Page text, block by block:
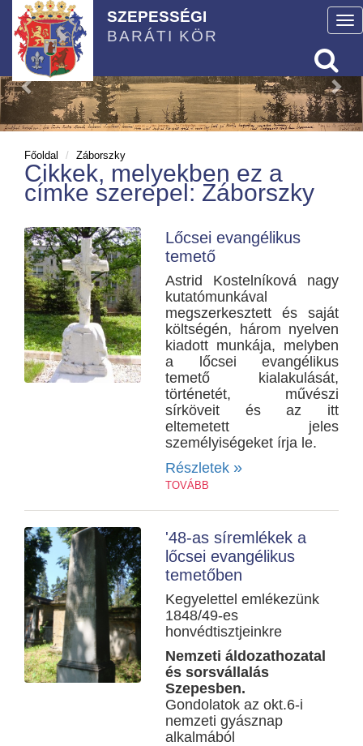
SZEPESSÉGI
BARÁTI KÖR
Főoldal Záborszky
Cikkek, melyekben ez a
címke szerepel: Záborszky
Lőcsei evangélikus
temető
Astrid Kostelníková nagy
kutatómunkával
megszerkesztett és saját
költségén, három nyelven
kiadott munkája, melyben
a lőcsei evangélikus
temető kialakulását,
történetét, művészi
sírköveit és az itt
eltemetett jeles
személyiségeket írja le.
Részletek »
TOVÁBB
'48-as síremlékek a
lőcsei evangélikus
temetőben
Kegyelettel emlékezünk
1848/49-es
honvédtisztjeinkre
Nemzeti áldozathozatal
és sorsvállalás
Szepesben.
Gondolatok az okt.6-i
nemzeti gyásznap
alkalmából